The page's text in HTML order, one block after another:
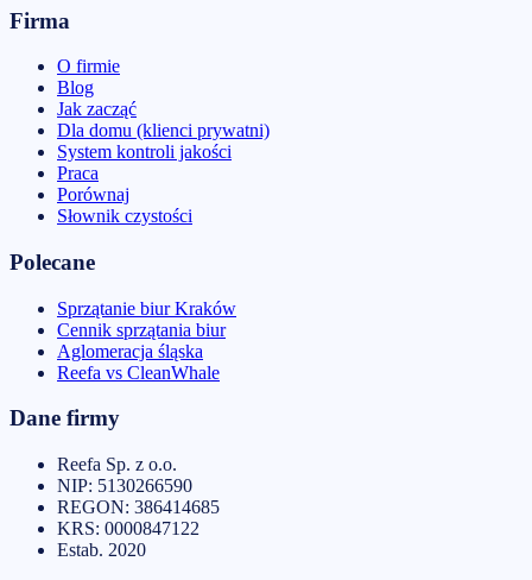
Firma
O firmie
Blog
Jak zacząć
Dla domu (klienci prywatni)
System kontroli jakości
Praca
Porównaj
Słownik czystości
Polecane
Sprzątanie biur Kraków
Cennik sprzątania biur
Aglomeracja śląska
Reefa vs CleanWhale
Dane firmy
Reefa Sp. z o.o.
NIP: 5130266590
REGON: 386414685
KRS: 0000847122
Estab. 2020